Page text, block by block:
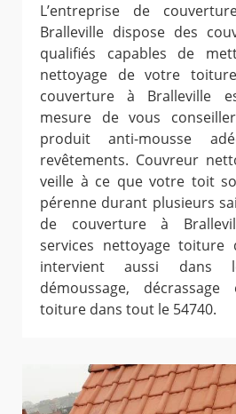
L’entreprise de
Bralleville dispose des
qualifiés capables de
nettoyage de votre
couverture à Bralleville
mesure de vous
produit anti-mousse
revêtements. Couvreur
veille à ce que votre toit
pérenne durant plusieurs
de couverture à
services nettoyage
intervient aussi dans
démoussage,
toiture dans tout le 54740.